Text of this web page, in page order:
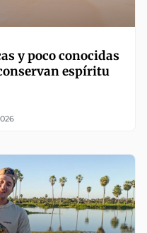
y poco conocidas
espíritu